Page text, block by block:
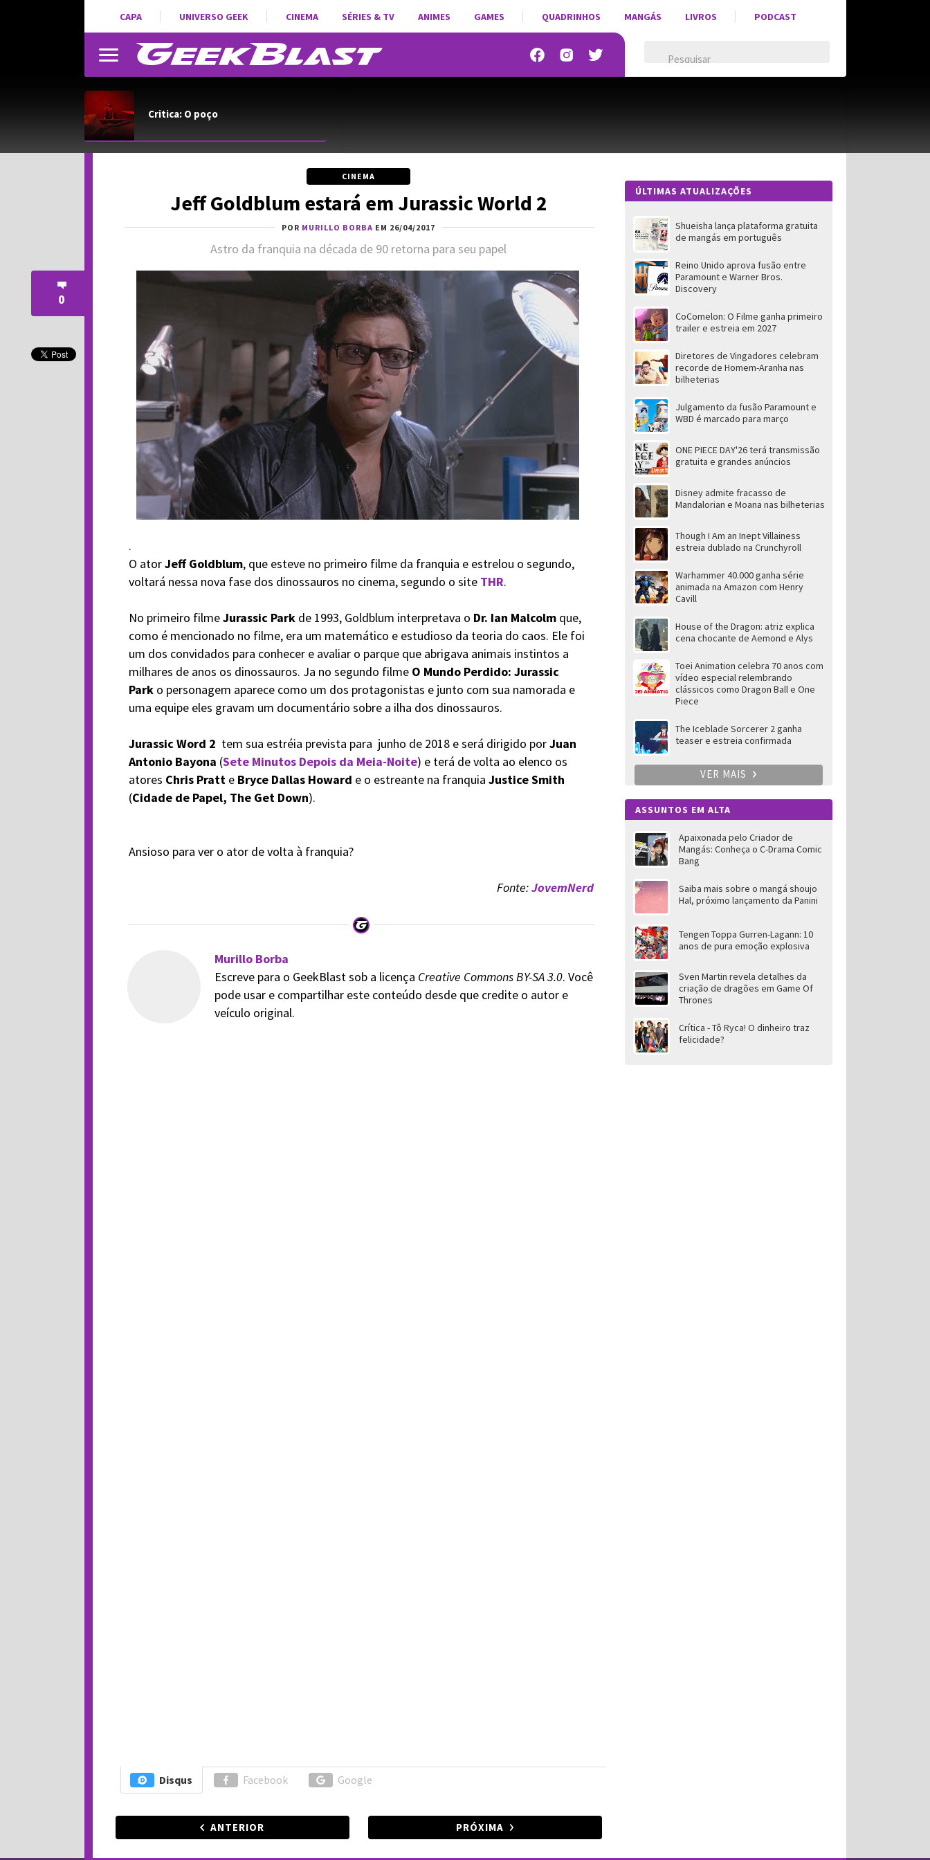
CAPA UNIVERSO GEEK CINEMA SÉRIES & TV ANIMES GAMES QUADRINHOS MANGÁS LIVROS PODCAST
Critica: O poço
CINEMA
Jeff Goldblum estará em Jurassic World 2
POR MURILLO BORBA EM 26/04/2017
Astro da franquia na década de 90 retorna para seu papel
.
O atorJeff Goldblum, que esteve no primeiro filme da franquia e estrelou o segundo,
voltará nessa nova fase dos dinossauros no cinema, segundo o site THR.
No primeiro filmeJurassic Park de 1993, Goldblum interpretava o Dr. Ian Malcolm que,
como é mencionado no filme, era um matemático e estudioso da teoria do caos. Ele foi
um dos convidados para conhecer e avaliar o parque que abrigava animais instintos a
milhares de anos os dinossauros. Ja no segundo filme O Mundo Perdido: Jurassic
Park o personagem aparece como um dos protagonistas e junto com sua namorada e
uma equipe eles gravam um documentário sobre a ilha dos dinossauros.
Jurassic Word 2 tem sua estréia prevista para junho de 2018 e será dirigido porJuan
Antonio Bayona (Sete Minutos Depois da Meia-Noite) e terá de volta ao elenco os
atores Chris Pratt e Bryce Dallas Howard e o estreante na franquia Justice Smith
(Cidade de Papel, The Get Down).
Ansioso para ver o ator de volta à franquia?
Fonte:JovemNerd
0
Murillo Borba
Escreve para o GeekBlast sob a licença Creative Commons BY-SA 3.0. Você
pode usar e compartilhar este conteúdo desde que credite o autor e
veículo original.
Disqus Facebook Google
ANTERIOR PRÓXIMA
ÚLTIMAS ATUALIZAÇÕES
Shueisha lança plataforma gratuita
de mangás em português
Reino Unido aprova fusão entre
Paramount e Warner Bros.
Discovery
CoComelon: O Filme ganha primeiro
trailer e estreia em 2027
Diretores de Vingadores celebram
recorde de Homem-Aranha nas
bilheterias
Julgamento da fusão Paramount e
WBD é marcado para março
ONE PIECE DAY'26 terá transmissão
gratuita e grandes anúncios
Disney admite fracasso de
Mandalorian e Moana nas bilheterias
Though I Am an Inept Villainess
estreia dublado na Crunchyroll
Warhammer 40.000 ganha série
animada na Amazon com Henry
Cavill
House of the Dragon: atriz explica
cena chocante de Aemond e Alys
Toei Animation celebra 70 anos com
vídeo especial relembrando
clássicos como Dragon Ball e One
Piece
The Iceblade Sorcerer 2 ganha
teaser e estreia confirmada
VER MAIS
ASSUNTOS EM ALTA
Apaixonada pelo Criador de
Mangás: Conheça o C-Drama Comic
Bang
Saiba mais sobre o mangá shoujo
Hal, próximo lançamento da Panini
Tengen Toppa Gurren-Lagann: 10
anos de pura emoção explosiva
Sven Martin revela detalhes da
criação de dragões em Game Of
Thrones
Crítica - Tô Ryca! O dinheiro traz
felicidade?